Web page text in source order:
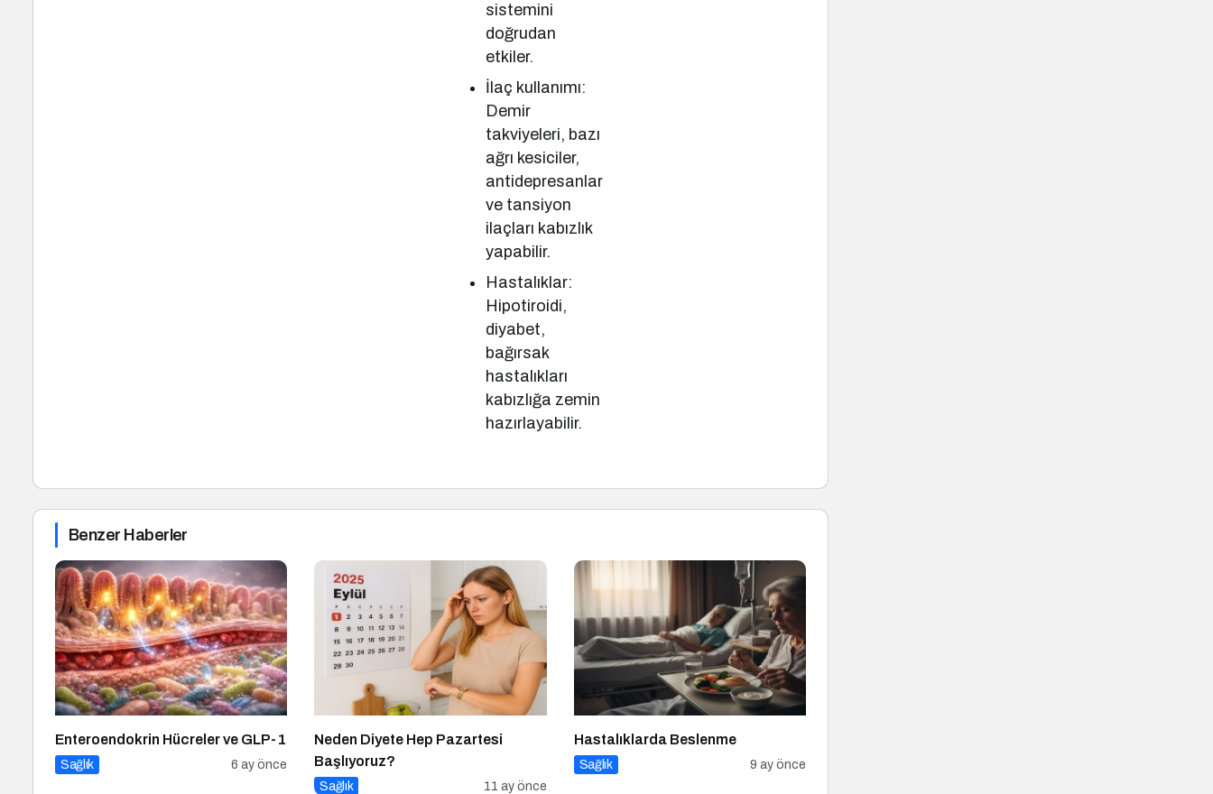
sistemini
doğrudan
etkiler.
İlaç kullanımı:
Demir
takviyeleri, bazı
ağrı kesiciler,
antidepresanlar
ve tansiyon
ilaçları kabızlık
yapabilir.
Hastalıklar:
Hipotiroidi,
diyabet,
bağırsak
hastalıkları
kabızlığa zemin
hazırlayabilir.
Benzer Haberler
Enteroendokrin Hücreler ve GLP-1
Sağlık 6 ay önce
Neden Diyete Hep Pazartesi
Başlıyoruz?
Sağlık 11 ay önce
Hastalıklarda Beslenme
Sağlık 9 ay önce